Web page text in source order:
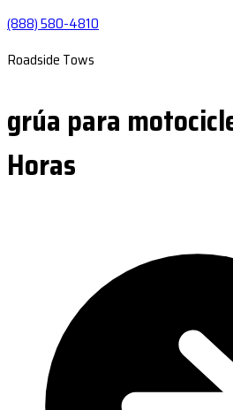
(888) 580-4810
Roadside Tows
grúa para
Horas